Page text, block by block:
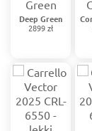
Deep Green
2899 zł